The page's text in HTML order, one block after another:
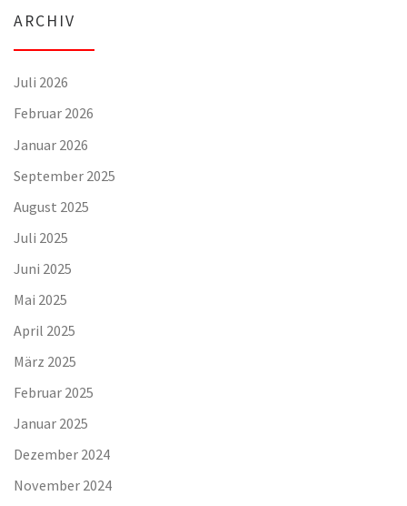
ARCHIV
Juli 2026
Februar 2026
Januar 2026
September 2025
August 2025
Juli 2025
Juni 2025
Mai 2025
April 2025
März 2025
Februar 2025
Januar 2025
Dezember 2024
November 2024